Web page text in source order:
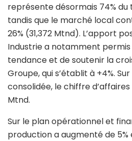
représente désormais 74% du
tandis que le marché local
26% (31,372 Mtnd). L’apport
Industrie a notamment permis
tendance et de soutenir la
Groupe, qui s’établit à +4%.
consolidée, le chiffre
Mtnd.
Sur le plan opérationnel et
production a augmenté de 5%